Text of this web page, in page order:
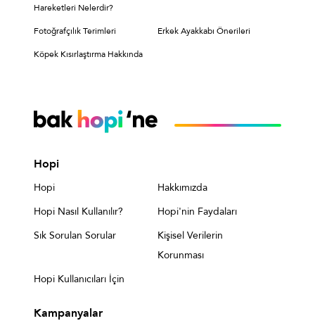
Hareketleri Nelerdir?
Fotoğrafçılık Terimleri Erkek Ayakkabı Önerileri
Köpek Kısırlaştırma Hakkında
Hopi
Hopi
Hakkımızda
Hopi Nasıl Kullanılır?
Hopi'nin Faydaları
Sık Sorulan Sorular
Kişisel Verilerin
Korunması
Hopi Kullanıcıları İçin
Kampanyalar